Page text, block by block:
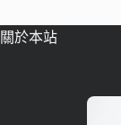
關於本站